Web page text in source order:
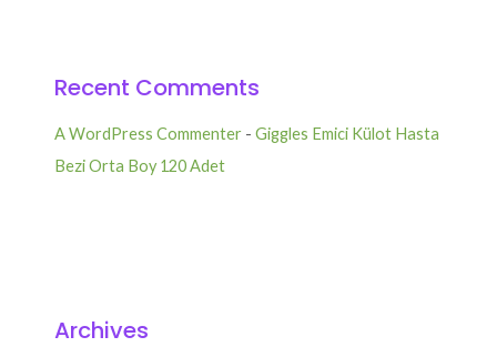
Recent Comments
A WordPress Commenter -Giggles Emici Külot Hasta
Bezi Orta Boy 120 Adet
Archives